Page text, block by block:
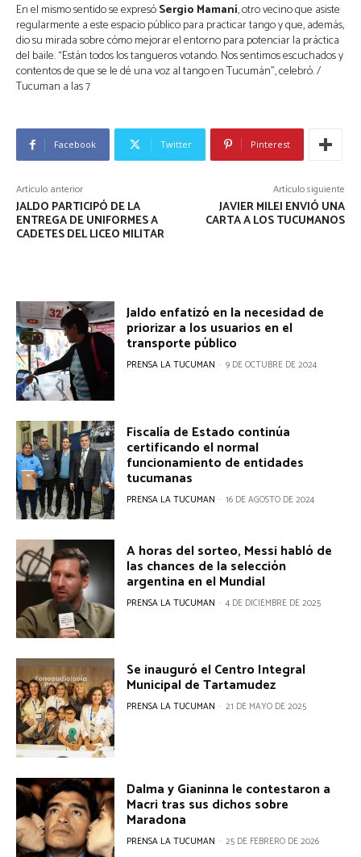
En el mismo sentido se expresóSergio Mamaní, otro vecino que asiste
regularmente a este espacio público para practicar tango y que, además,
dio su mirada sobre cómo mejorar el entorno para potenciar la práctica
del baile. “Están todos los tangueros votando. Nos sentimos escuchados y
contentos de que se le dé una voz al tango en Tucumán”, celebró. /
Tucuman a las 7
Facebook Twitter Pinterest
Artículo anterior
JALDO PARTICIPÓ DE LA
ENTREGA DE UNIFORMES A
CADETES DEL LICEO MILITAR
Artículo siguiente
JAVIER MILEI ENVIÓ UNA
CARTA A LOS TUCUMANOS
Jaldo enfatizó en la necesidad de
priorizar a los usuarios en el
transporte público
PRENSA LA TUCUMAN - 9 DE OCTUBRE DE 2024
Fiscalía de Estado continúa
certificando el normal
funcionamiento de entidades
tucumanas
PRENSA LA TUCUMAN - 16 DE AGOSTO DE 2024
A horas del sorteo, Messi habló de
las chances de la selección
argentina en el Mundial
PRENSA LA TUCUMAN - 4 DE DICIEMBRE DE 2025
Se inauguró el Centro Integral
Municipal de Tartamudez
PRENSA LA TUCUMAN - 21 DE MAYO DE 2025
Dalma y Gianinna le contestaron a
Macri tras sus dichos sobre
Maradona
PRENSA LA TUCUMAN - 25 DE FEBRERO DE 2026